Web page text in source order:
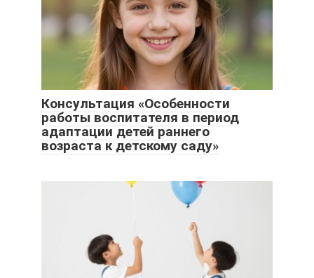
Консультация «Особенности
работы воспитателя в период
адаптации детей раннего
возраста к детскому саду»